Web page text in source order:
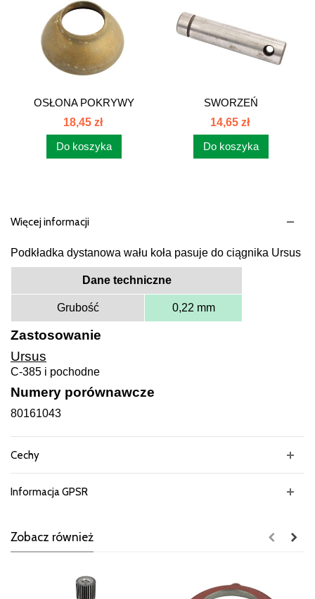
OSŁONA POKRYWY
SKRZYNI...
18,45 zł
Do koszyka
SWORZEŃ
PRZEKŁ.NAPEDU...
14,65 zł
Do koszyka
Więcej informacji
Podkładka dystanowa wału koła pasuje do ciągnika Ursus
Dane techniczne
Grubość 0,22 mm
Zastosowanie
Ursus
C-385 i pochodne
Numery porównawcze
80161043
Cechy
Informacja GPSR
Zobacz również